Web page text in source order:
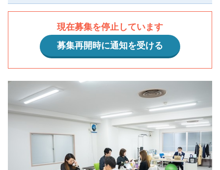
現在募集を停止しています
募集再開時に通知を受ける